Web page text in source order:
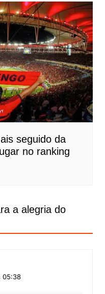
seguido da
no ranking
a alegria do
05:38